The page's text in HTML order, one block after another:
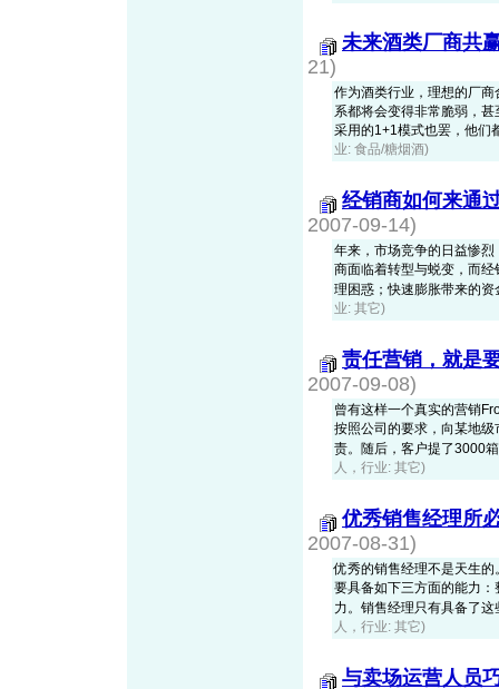
未来酒类厂商共
21)
作为酒类行业，理想的厂
系都将会变得非常脆弱，
采用的1+1模式也罢，他们
业: 食品/糖烟酒)
经销商如何来通
2007-09-14)
年来，市场竞争的日益惨
商面临着转型与蜕变，而
理困惑；快速膨胀带来的
业: 其它)
责任营销，就是
2007-09-08)
曾有这样一个真实的营销
按照公司的要求，向某地
责。随后，客户提了3000
人，行业: 其它)
优秀销售经理所
2007-08-31)
优秀的销售经理不是天生
要具备如下三方面的能力
力。销售经理只有具备了
人，行业: 其它)
与卖场运营人员